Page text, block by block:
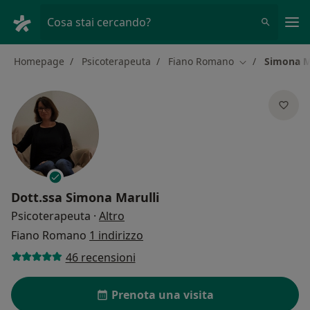
Cosa stai cercando?
Homepage Psicoterapeuta Fiano Romano Cambia città
Simona
Dott.ssa Simona Marulli
Psicoterapeuta · Altro
Fiano Romano 1 indirizzo
46 recensioni
Prenota una visita